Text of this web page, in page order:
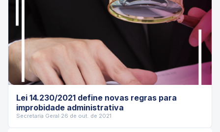
Lei 14.230/2021 define novas regras para
improbidade administrativa
Secretaria Geral·26 de out. de 2021